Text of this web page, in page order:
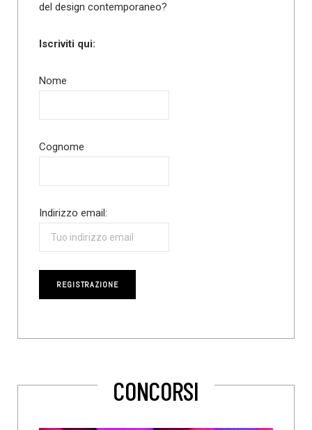
del design contemporaneo?
Iscriviti qui:
Nome
Cognome
Indirizzo email:
CONCORSI